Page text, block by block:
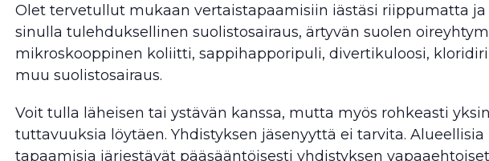
Olet tervetullut mukaan vertaistapaamisiin iästäsi riippumatta ja
sinulla tulehduksellinen suolistosairaus, ärtyvän suolen
mikroskooppinen koliitti, sappihapporipuli, divertikuloosi,
muu suolistosairaus.
Voit tulla läheisen tai ystävän kanssa, mutta myös rohkeasti
tuttavuuksia löytäen. Yhdistyksen jäsenyyttä ei tarvita. Alueellisia
tapaamisia järjestävät pääsääntöisesti yhdistyksen vapaaehtoiset